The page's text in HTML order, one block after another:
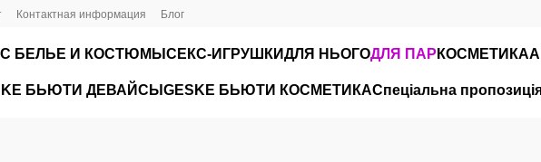
Контактная информация Блог
БЕЛЬЕ И КОСТЮМЫ СЕКС-ИГРУШКИДЛЯ НЬОГОДЛЯ ПАР КОСМЕТИКА
БЬЮТИ ДЕВАЙСЫ GESKE БЬЮТИ КОСМЕТИКАСпеціальна